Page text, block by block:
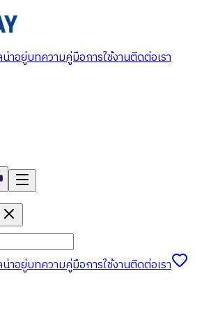
น่าอยู่บทความคู่มือการใช้งานติดต่อเรา
น่าอยู่บทความคู่มือการใช้งานติดต่อเรา